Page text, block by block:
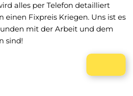
alles per Telefon detailliert
einen Fixpreis Kriegen. Uns ist es
mit der Arbeit und dem
sind!